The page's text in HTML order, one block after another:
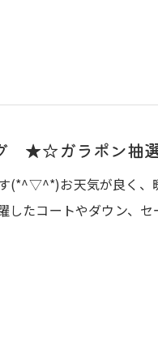
★☆ガラポン抽
(*^▽^*)お天気が良く、
たコートやダウン、